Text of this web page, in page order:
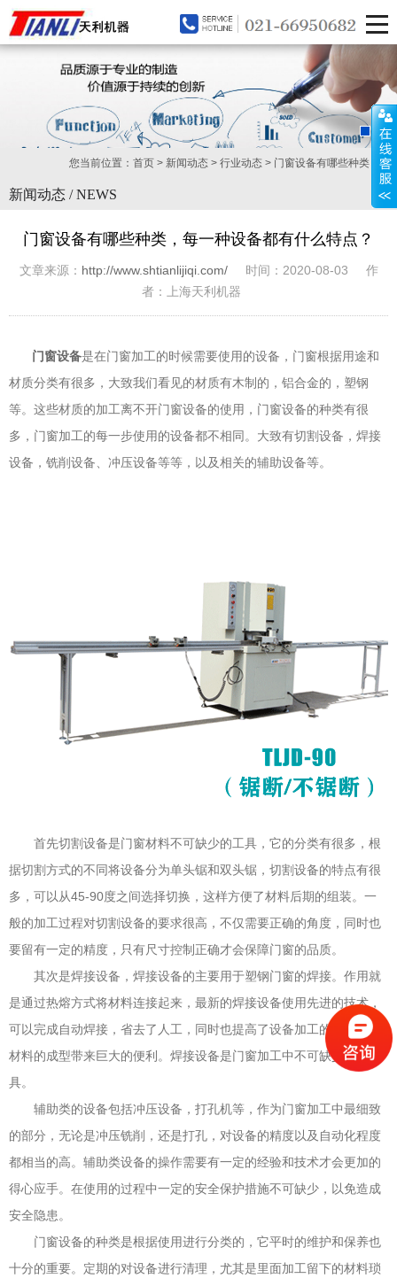
您当前位置： 首页 > 新闻动态 > 行业动态 > 门窗设备有哪些种类，...
新闻动态 / NEWS
门窗设备有哪些种类，每一种设备都有什么特点？
文章来源： http://www.shtianlijiqi.com/时间：2020-08-03 作
者：上海天利机器
门窗设备是在门窗加工的时候需要使用的设备，门窗根据用途和
材质分类有很多，大致我们看见的材质有木制的，铝合金的，塑钢
等。这些材质的加工离不开门窗设备的使用，门窗设备的种类有很
多，门窗加工的每一步使用的设备都不相同。大致有切割设备，焊接
设备，铣削设备、冲压设备等等，以及相关的辅助设备等。
首先切割设备是门窗材料不可缺少的工具，它的分类有很多，根
据切割方式的不同将设备分为单头锯和双头锯，切割设备的特点有很
多，可以从45-90度之间选择切换，这样方便了材料后期的组装。一
般的加工过程对切割设备的要求很高，不仅需要正确的角度，同时也
要留有一定的精度，只有尺寸控制正确才会保障门窗的品质。
其次是焊接设备，焊接设备的主要用于塑钢门窗的焊接。作用就
是通过热熔方式将材料连接起来，最新的焊接设备使用先进的技术，
可以完成自动焊接，省去了人工，同时也提高了设备加工的精度，为
材料的成型带来巨大的便利。焊接设备是门窗加工中不可缺少的工
具。
辅助类的设备包括冲压设备，打孔机等，作为门窗加工中最细致
的部分，无论是冲压铣削，还是打孔，对设备的精度以及自动化程度
都相当的高。辅助类设备的操作需要有一定的经验和技术才会更加的
得心应手。在使用的过程中一定的安全保护措施不可缺少，以免造成
安全隐患。
门窗设备的种类是根据使用进行分类的，它平时的维护和保养也
十分的重要。定期的对设备进行清理，尤其是里面加工留下的材料琐